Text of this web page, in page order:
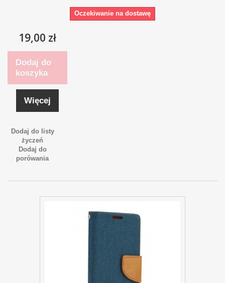
Oczekiwanie na dostawę
19,00 zł
Dodaj do
koszyka
Więcej
Dodaj do listy
życzeń
Dodaj do
porówania